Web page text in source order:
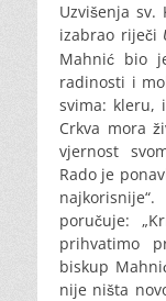
Uzvišenja
izabrao riječi
Mahnić bio
radinosti i
svima: kleru,
Crkva mora
vjernost
Rado je
poručuje:
prihvatimo
biskup
nije ništa